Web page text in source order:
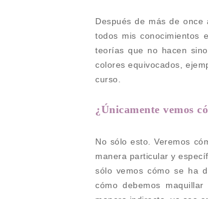
Después de más de
todos mis conocimientos
teorías que no hacen
colores equivocados,
curso.
¿Únicamente vemos
No sólo esto. Veremos
manera particular y
sólo vemos cómo se ha
cómo debemos